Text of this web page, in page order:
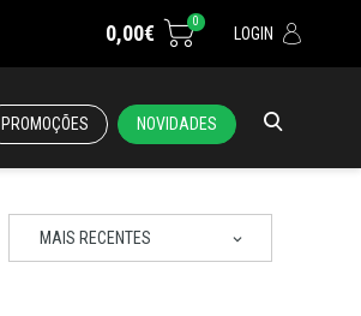
0,00€ 0
LOGIN
PROMOÇÕES NOVIDADES
MAIS RECENTES